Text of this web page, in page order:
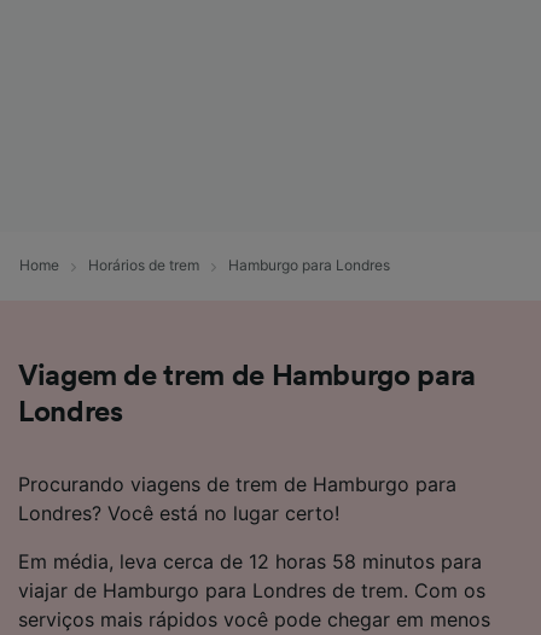
Home Horários de trem Hamburgo para Londres
Viagem de trem de Hamburgo para
Londres
Procurando viagens de trem de Hamburgo para
Londres? Você está no lugar certo!
Em média, leva cerca de 12 horas 58 minutos para
viajar de Hamburgo para Londres de trem. Com os
serviços mais rápidos você pode chegar em menos